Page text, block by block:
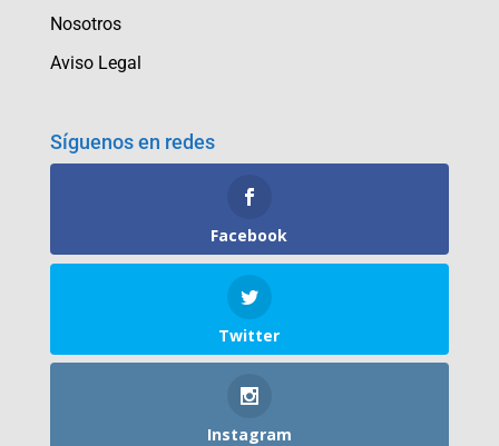
Nosotros
Aviso Legal
Síguenos en redes
Facebook
Twitter
Instagram